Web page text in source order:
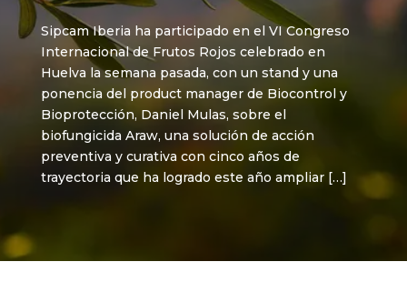
Sipcam Iberia ha participado en el VI Congreso
Internacional de Frutos Rojos celebrado en
Huelva la semana pasada, con un stand y una
ponencia del product manager de Biocontrol y
Bioprotección, Daniel Mulas, sobre el
biofungicida Araw, una solución de acción
preventiva y curativa con cinco años de
trayectoria que ha logrado este año ampliar […]